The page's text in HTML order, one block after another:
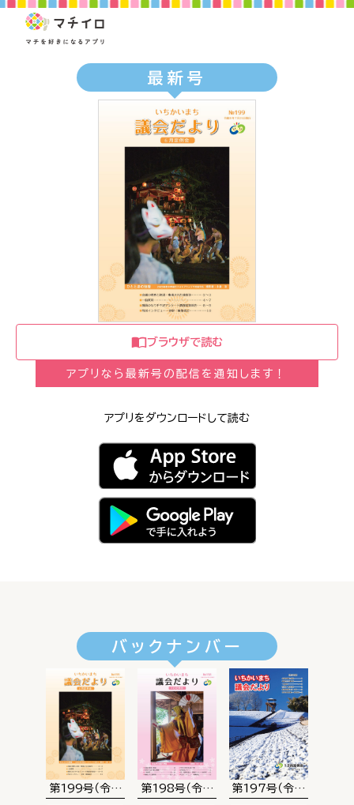
最新号
ブラウザで読む
アプリなら最新号の配信を通知します！
アプリをダウンロードして読む
バックナンバー
第199号（令和８年６月定例会）第198号（令和８年３月定例会）
第197号（令和7年12月